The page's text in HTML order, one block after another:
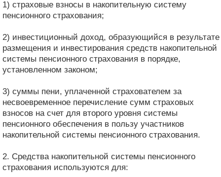
1) страховые взносы в накопительную систему
пенсионного страхования;
2) инвестиционный доход, образующийся в результате
размещения и инвестирования средств накопительной
системы пенсионного страхования в порядке,
установленном законом;
3) суммы пени, уплаченной страхователем за
несвоевременное перечисление сумм страховых
взносов на счет для второго уровня системы
пенсионного обеспечения в пользу участников
накопительной системы пенсионного страхования.
2. Средства накопительной системы пенсионного
страхования используются для: